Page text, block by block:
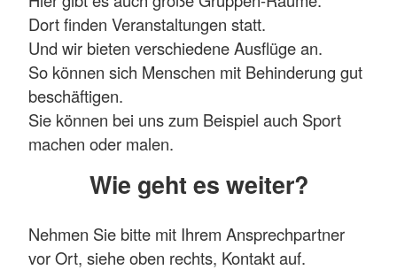
Dort finden Veranstaltungen statt.
Und wir bieten verschiedene Ausflüge an.
So können sich Menschen mit Behinderung gut
beschäftigen.
Sie können bei uns zum Beispiel auch Sport
machen oder malen.
Wie geht es weiter?
Nehmen Sie bitte mit Ihrem Ansprechpartner
vor Ort, siehe oben rechts, Kontakt auf.